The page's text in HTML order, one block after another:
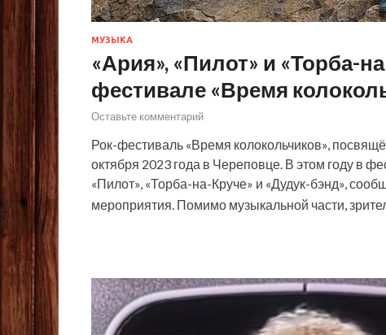
МУЗЫКА
«Ария», «Пилот» и «Торба-
фестивале «Время
Оставьте комментарий
Рок-фестиваль «Время колокольчиков»,
октября 2023 года в Череповце. В этом году в
«Пилот», «Торба-на-Круче» и «Дудук-бэнд»,
мероприятия. Помимо музыкальной части,